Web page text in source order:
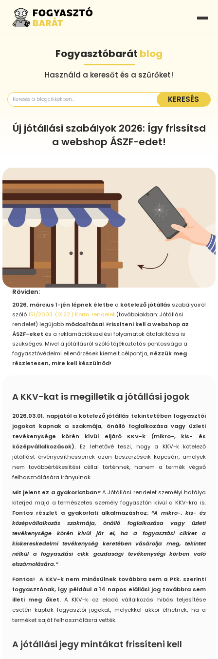
Fogyasztóbarát blog
Használd a keresőt és a szűrőket!
KERESÉS
Új jótállási szabályok 2026: Így frissítsd
a webshop ÁSZF-edet!
Röviden:
2026. március 1-jén lépnek életbe a kötelező jótállás szabályairól
szóló151/2003. (IX.22.) Korm. rendelet (továbbiakban: Jótállási
rendelet) legújabb módosításai. Frissíteni kell a webshop az
ÁSZF-eket és a reklamációkezelési folyamatok átalakítása is
szükséges. Mivel a jótállásról szóló tájékoztatás pontossága a
fogyasztóvédelmi ellenőrzések kiemelt célpontja, nézzük meg
részletesen, mire kell készülnöd!
A KKV-kat is megilletik a jótállási jogok
2026.03.01. napjától a kötelező jótállás tekintetében fogyasztói
jogokat kapnak a szakmája, önálló foglalkozása vagy üzleti
tevékenysége körén kívül eljáró KKV-k (mikro-, kis- és
középvállalkozások).Ez lehetővé teszi, hogy a KKV-k kötelező
jótállást érvényesíthessenek azon beszerzéseik kapcsán, amelyek
nem továbbértékesítési céllal történnek, hanem a termék végső
felhasználására irányulnak.
Mit jelent ez a gyakorlatban?A Jótállási rendelet személyi hatálya
kiterjed majd a természetes személy fogyasztón kívül a KKV-kra is.
Fontos részlet a gyakorlati alkalmazáshoz:“A mikro-, kis- és
középvállalkozás szakmája, önálló foglalkozása vagy üzleti
tevékenysége körén kívül jár el, ha a fogyasztási cikket a
kiskereskedelmi tevékenység keretében vásárolja meg, tekintet
nélkül a fogyasztási cikk gazdasági tevékenységi körben való
elszámolására.”
Fontos! A KKV-k nem minősülnek továbbra sem a Ptk. szerinti
fogyasztónak, így például a 14 napos elállási jog továbbra sem
illeti meg őket. A KKV-k az eladó vállalkozás hibás teljesítése
esetén kaptak fogyasztói jogokat, melyekkel akkor élhetnek, ha a
terméket saját felhasználásra vették.
A jótállási jegy mintákat frissíteni kell